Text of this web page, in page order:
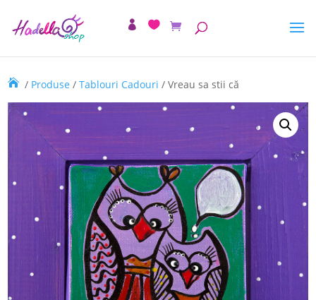
/ Produse /Tablouri Cadouri / Vreau sa stii că